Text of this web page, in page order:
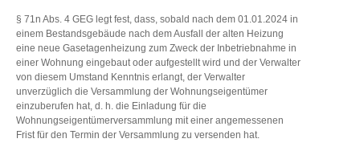
§ 71n Abs. 4 GEG legt fest, dass, sobald nach dem 01.01.2024 in
einem Bestandsgebäude nach dem Ausfall der alten Heizung
eine neue Gasetagenheizung zum Zweck der Inbetriebnahme in
einer Wohnung eingebaut oder aufgestellt wird und der Verwalter
von diesem Umstand Kenntnis erlangt, der Verwalter
unverzüglich die Versammlung der Wohnungseigentümer
einzuberufen hat, d. h. die Einladung für die
Wohnungseigentümerversammlung mit einer angemessenen
Frist für den Termin der Versammlung zu versenden hat.